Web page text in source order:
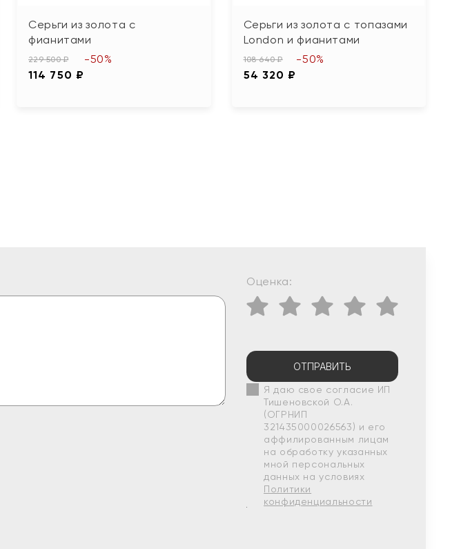
Серьги из золота с
фианитами
229 500 ₽
114 750 ₽
-50%
Серьги из золота с топазами
London и фианитами
108 640 ₽
54 320 ₽
-50%
Оценка:
ОТПРАВИТЬ
Я даю свое согласие ИП
Тишеновской О.А.
(ОГРНИП
321435000026563) и его
аффилированным лицам
на обработку указанных
мной персональных
данных на условиях
Политики
конфиденциальности